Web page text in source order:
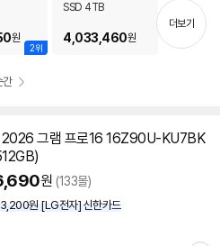
기
2위
원
SSD 4TB
4,033,460원
더보기
간
2026 그램 프로16 16Z90U-KU7BK
원 (133몰)
원 [LG전자] 신한카드